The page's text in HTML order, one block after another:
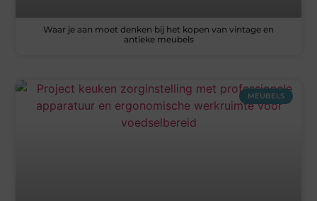
Waar je aan moet denken bij het kopen van vintage en
antieke meubels
MEUBELS